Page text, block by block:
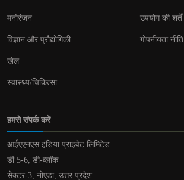
मनोरंजन
विज्ञान और प्रौद्योगिकी
खेल
स्वास्थ्य/चिकित्सा
उपयोग की शर्तें
गोपनीयता नीति
हमसे संपर्क करें
आईएएनएस इंडिया प्राइवेट लिमिटेड
डी 5-6, डी-ब्लॉक
सेक्टर-3, नोएडा, उत्तर प्रदेश